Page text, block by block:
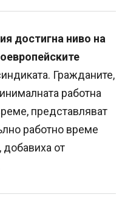
достигна ниво на
Гражданите,
работна
представляват
работно време
от